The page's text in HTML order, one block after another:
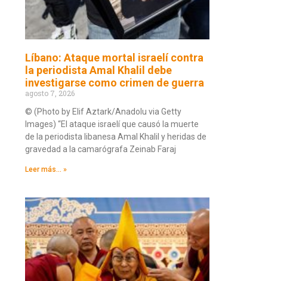
Líbano: Ataque mortal israelí contra
la periodista Amal Khalil debe
investigarse como crimen de guerra
agosto 7, 2026
© (Photo by Elif Aztark/Anadolu via Getty
Images) “El ataque israelí que causó la muerte
de la periodista libanesa Amal Khalil y heridas de
gravedad a la camarógrafa Zeinab Faraj
Leer más... »